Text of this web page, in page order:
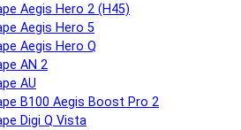
Aegis Hero 2 (H45)
Aegis Hero 5
Aegis Hero Q
AN 2
AU
B100 Aegis Boost Pro 2
Digi Q Vista